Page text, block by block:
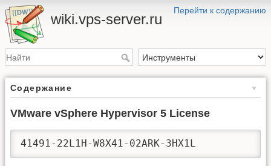
Перейти к содержанию
wiki.vps-server.ru
Содержание
VMware vSphere Hypervisor 5 License
41491-22L1H-W8X41-02ARK-3HX1L